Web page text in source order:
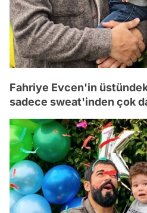
Fahriye Evcen'in
sadece sweat'inden çok